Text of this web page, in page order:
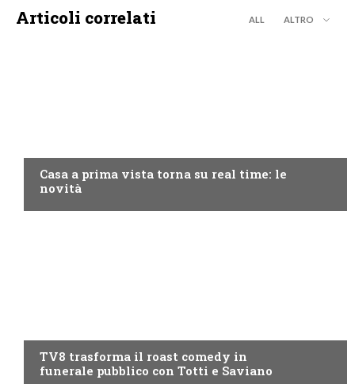
Articoli correlati ALL ALTRO
Casa a prima vista torna su real time: le
novità
TV8 trasforma il roast comedy in
funerale pubblico con Totti e Saviano